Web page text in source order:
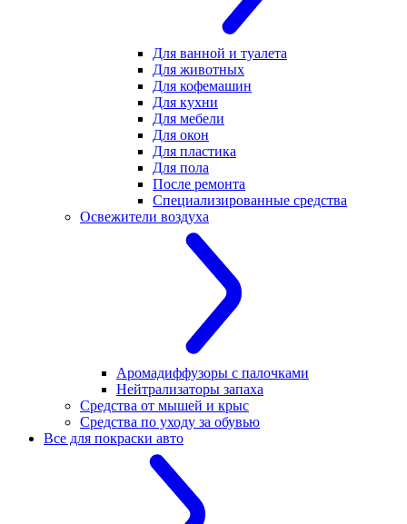
Для ванной и туалета
Для животных
Для кофемашин
Для кухни
Для мебели
Для окон
Для пластика
Для пола
После ремонта
Специализированные средства
Освежители воздуха
Аромадиффузоры с палочками
Нейтрализаторы запаха
Средства от мышей и крыс
Средства по уходу за обувью
Все для покраски авто